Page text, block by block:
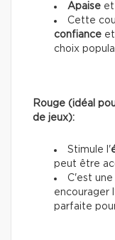
Apaise et
Cette
confiance
choix
Rouge (idéal
de jeux):
Stimule l'
peut être
C'est
encourager
parfaite